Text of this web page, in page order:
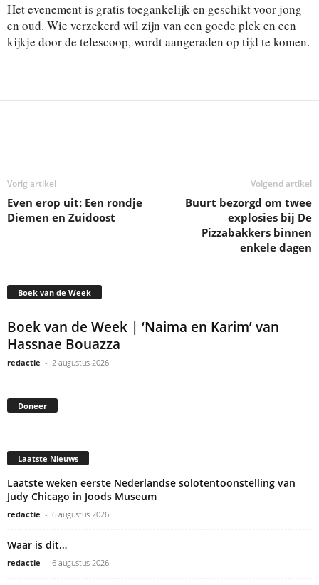
Het evenement is gratis toegankelijk en geschikt voor jong
en oud. Wie verzekerd wil zijn van een goede plek en een
kijkje door de telescoop, wordt aangeraden op tijd te komen.
Vorig artikel
Even erop uit: Een rondje
Diemen en Zuidoost
Volgend artikel
Buurt bezorgd om twee
explosies bij De
Pizzabakkers binnen
enkele dagen
Boek van de Week
Boek van de Week | ‘Naima en Karim’ van
Hassnae Bouazza
redactie - 2 augustus 2026
Doneer
Laatste Nieuws
Laatste weken eerste Nederlandse solotentoonstelling van
Judy Chicago in Joods Museum
redactie - 6 augustus 2026
Waar is dit…
redactie - 6 augustus 2026